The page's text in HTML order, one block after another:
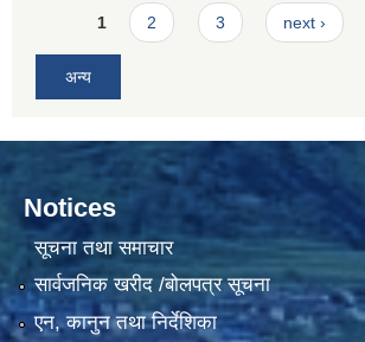
Pages
1 2 3 next ›
अन्य
Notices
सूचना तथा समाचार
सार्वजनिक खरीद /बोलपत्र सूचना
एन, कानुन तथा निर्देशिका